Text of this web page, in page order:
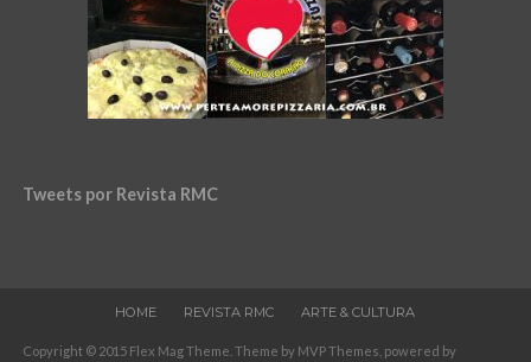
Tweets por Revista RMC
HOME REVISTA RMC ARTE & CULTURA
Copyright © 2015 Flex Mag Theme. Theme by MVP Themes, powered by